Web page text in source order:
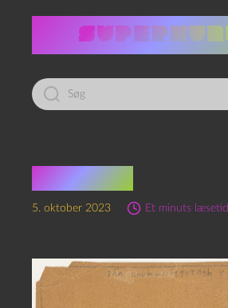
Led
efter:
Linkdump
5. oktober 2023 Et minuts læsetid